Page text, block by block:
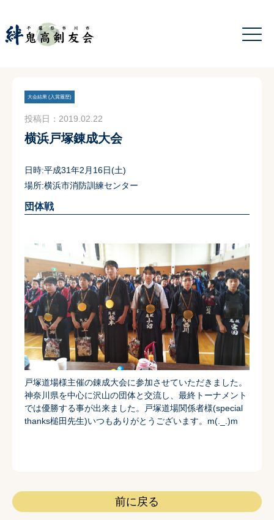
大会結果 (入賞履歴)
投稿日：2019.02.22
横浜戸塚錬成大会
日時:平成31年2月16日(土)
場所:横浜市消防訓練センター
団体戦
戸塚道場様主催の錬成大会に参加させていただきました。
神奈川県を中心に沢山の団体と交流し、最終トーナメント
では優勝する事が出来ました。戸塚道場関係者様(special
thanks槌田先生)いつもありがとうございます。m(._.)m
前に戻る